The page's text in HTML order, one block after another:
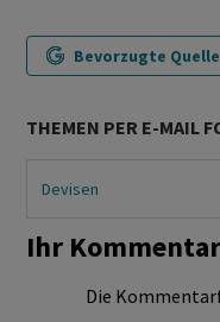
Bevorzugte Quelle
THEMEN PER E-MAIL
Devisen
Ihr Kommentar
Die